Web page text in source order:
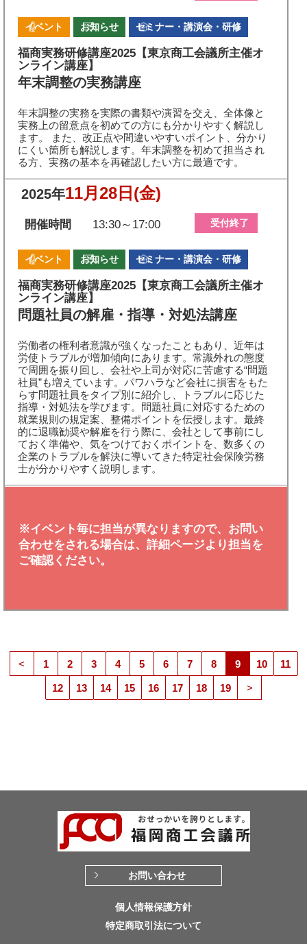
イベント お知らせ セミナー・講演会・研修
福商実務研修講座2025【東京商工会議所主催オ
ンライン講座】
年末調整の実務講座
年末調整の実務を実際の書類や演習を交え、全体像と
実務上の留意点を初めての方にも分かりやすく解説し
ます。 また、改正点や間違いやすいポイント、分かり
にくい箇所も解説します。年末調整を初めて担当され
る方、実務の基本を再確認したい方に最適です。
2025年11月28日 (金)
開催時間 13:30～17:00 受付終了
イベント お知らせ セミナー・講演会・研修
福商実務研修講座2025【東京商工会議所主催オ
ンライン講座】
問題社員の解雇・指導・対処法講座
労働者の権利者意識が強くなったこともあり、近年は
労使トラブルが増加傾向にあります。常識外れの態度
で周囲を振り回し、会社や上司が対応に苦慮する“問題
社員”も増えています。パワハラなど会社に損害をもた
らす問題社員をタイプ別に紹介し、トラブルに応じた
指導・対処法を学びます。問題社員に対応するための
就業規則の規定案、整備ポイントを伝授します。最終
的に退職勧奨や解雇を行う際に、会社として事前にし
ておく準備や、気をつけておくポイントを、数多くの
企業のトラブルを解決に導いてきた特定社会保険労務
士が分かりやすく説明します。
※イベント毎に担当が異なりますので、お問い
合わせをされる場合は、詳細ページより担当を
ご確認ください。
< 1 2 3 4 5 6 7 8 9 10 11
12 13 14 15 16 17 18 19 >
お問い合わせ
個人情報保護方針
特定商取引法について